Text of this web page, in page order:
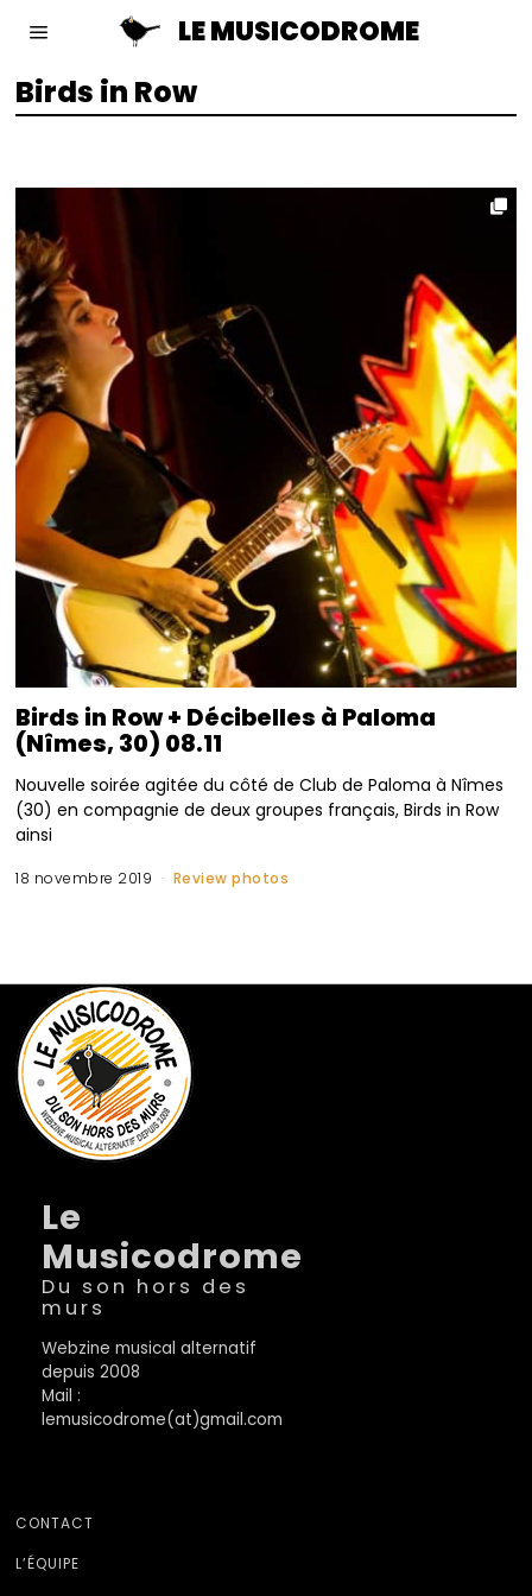
LE MUSICODROME
Birds in Row
Birds in Row + Décibelles à Paloma
(Nîmes, 30) 08.11
Nouvelle soirée agitée du côté de Club de Paloma à Nîmes
(30) en compagnie de deux groupes français, Birds in Row
ainsi
18 novembre 2019 Review photos
Le
Musicodrome
Du son hors des
murs
Webzine musical alternatif
depuis 2008
Mail :
lemusicodrome(at)gmail.com
CONTACT
L’ÉQUIPE